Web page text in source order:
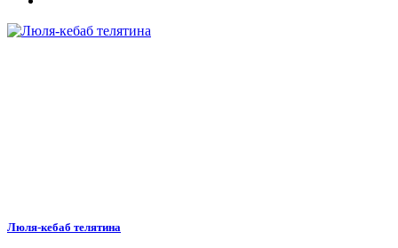
Люля-кебаб телятина